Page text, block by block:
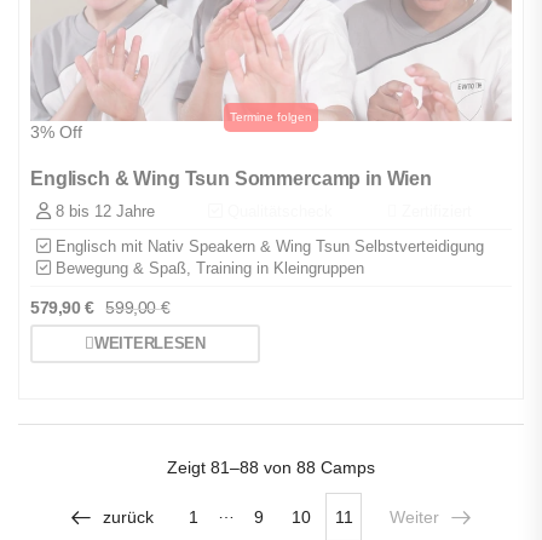
3% Off
Englisch & Wing Tsun Sommercamp in Wien
8 bis 12 Jahre
Englisch mit Nativ Speakern & Wing Tsun Selbstverteidigung
Bewegung & Spaß, Training in Kleingruppen
579,90€ 599,00€
WEITERLESEN
Zeigt 81–88 von 88 Camps
zurück 1 … 9 10 11 Weiter